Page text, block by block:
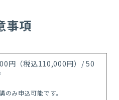
事項
円（税込110,000円）/ 50
のみ申込可能です。